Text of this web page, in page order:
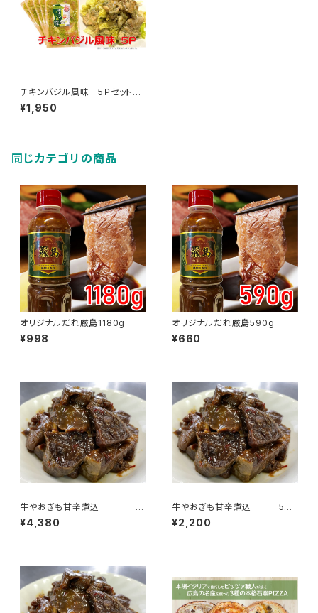
チキンバジル風味 5Ｐセット
（1袋 約200ｇ）
¥1,950
同じカテゴリの商品
オリジナルだれ厳島1180g
¥998
オリジナルだれ厳島590g
¥660
牛やおぎも甘辛煮込 10
個パックセット
¥4,380
牛やおぎも甘辛煮込 5個
パックセット
¥2,200